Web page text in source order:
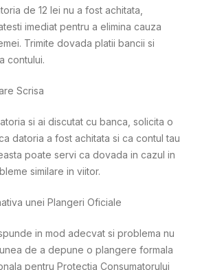
de 12 lei nu a fost achitata,
imediat pentru a elimina cauza
Trimite dovada platii bancii si
contului.
Scrisa
si ai discutat cu banca, solicita o
datoria a fost achitata si ca contul tau
poate servi ca dovada in cazul in
similare in viitor.
unei Plangeri Oficiale
in mod adecvat si problema nu
de a depune o plangere formala
pentru Protectia Consumatorului